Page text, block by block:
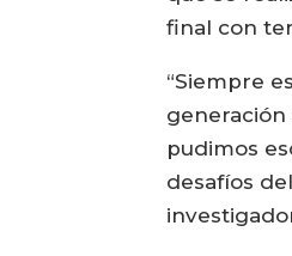
final con
“Siempre
pudimos
desafíos